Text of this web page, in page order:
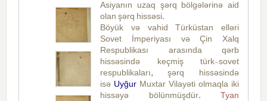
Asiyanın uzaq şərq bölgələrinə aid
olan şərq hissəsi.
Böyük və vahid Türküstan elləri
Sovet İmperiyası və Çin Xalq
Respublikası arasında qərb
hissəsində keçmiş türk-sovet
respublikaları, şərq hissəsində
isə Uyğur Muxtar Vilayəti olmaqla iki
hissəyə bölünmüşdür.
Tyan